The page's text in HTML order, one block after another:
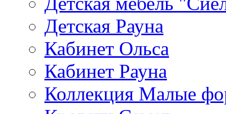
Детская Рауна
Кабинет Ольса
Кабинет Рауна
Коллекция Малые